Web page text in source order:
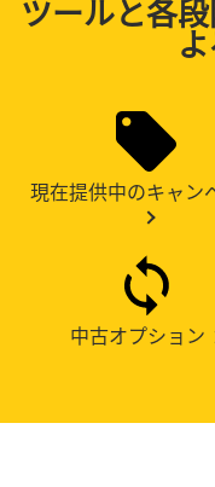
ツールと各
現在提供中のキャン
中古オプション